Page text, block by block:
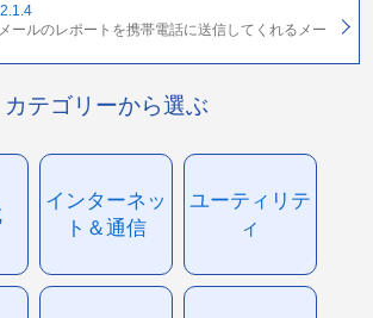
ールのレポートを携帯電話に送信してくれるメー
カテゴリーから選ぶ
インターネッ
ト＆通信
ユーティリテ
ィ